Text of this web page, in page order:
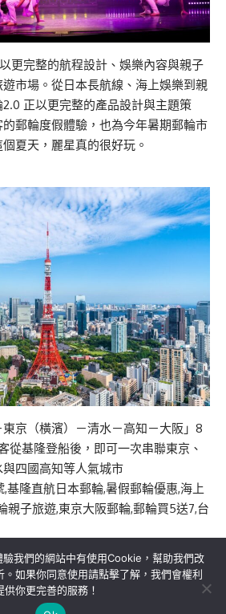
更完整的航程設計、娛樂內容與親子
市場。從日本長航線、海上娛樂到親
正以更完整的產品設計與主題策
郵輪度假體驗，也為今年暑期郵輪市
夏天，麗星真的很好玩。
京（橫濱）－清水－高知－大阪」8
從基隆登船後，即可一次串聯東京、
四國高知等人氣城市
基隆直航日本郵輪,暑假郵輪優惠,海上
親子旅遊,東京大阪郵輪,郵輪買5送7,台
隱私權政策 聯絡我們
我們的網站中有使用Cookie，幫助我們改
如果你同意使用請點擊了解，我們會權利
供你更完善的服務！